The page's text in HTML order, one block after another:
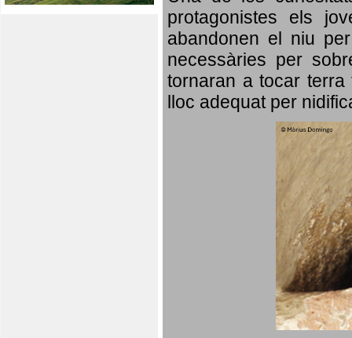
protagonistes els
abandonen el niu
necessàries per
tornaran a tocar
lloc adequat per